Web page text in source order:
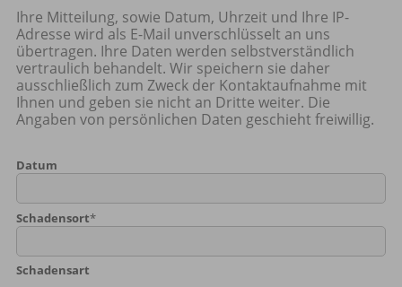
Ihre Mitteilung, sowie Datum, Uhrzeit und Ihre IP-
Adresse wird als E-Mail unverschlüsselt an uns
übertragen. Ihre Daten werden selbstverständlich
vertraulich behandelt. Wir speichern sie daher
ausschließlich zum Zweck der Kontaktaufnahme mit
Ihnen und geben sie nicht an Dritte weiter. Die
Angaben von persönlichen Daten geschieht freiwillig.
Datum
Schadensort*
Schadensart